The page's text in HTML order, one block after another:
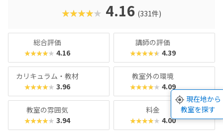
かくだから、ビジネスに使えるツールもぜひ」など、ご家庭
の方針に合わせてレッスン計画を立てることができます。な
っと試しにやらせてみようかな♪」なんてご家庭にピッタリ
のスクールといえるでしょう。
★★★★★ 4.16 (331件)
総合評価
★★★★★ 4.16
講師の評価
★★★★★ 4.39
カリキュラム・教材
★★★★★ 3.96
教室外の環境
★★★★★ 4.09
教室の雰囲気
★★★★★ 3.94
料金
★★★★★ 4.00
現在地から
教室を探す